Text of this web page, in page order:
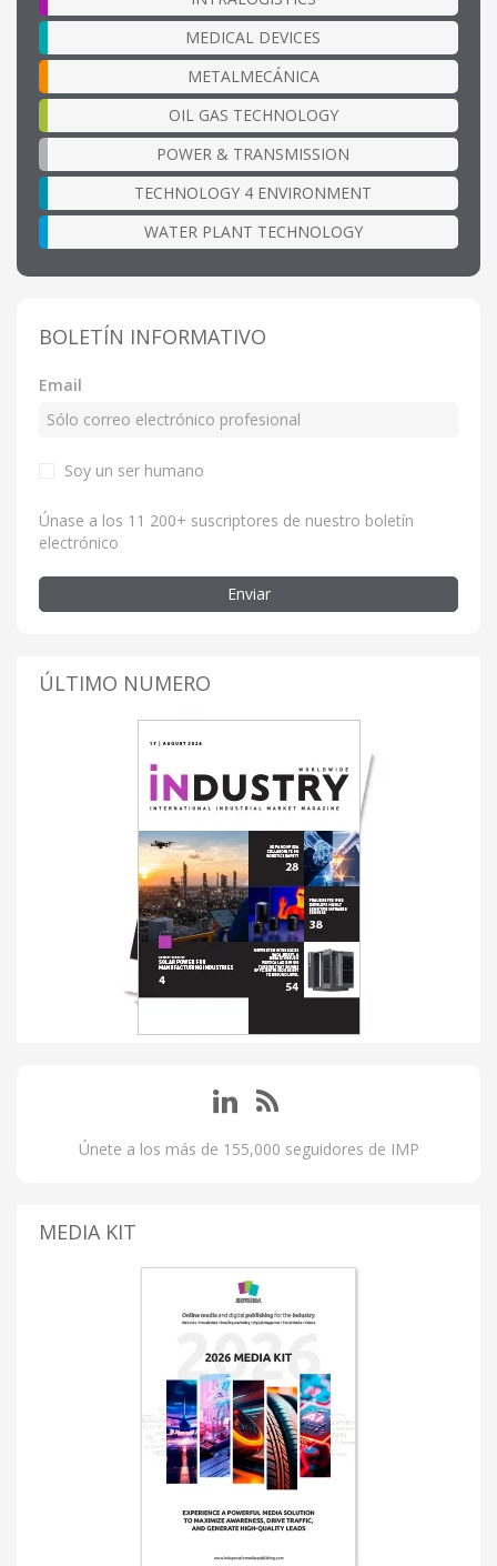
MEDICAL DEVICES
METALMECÁNICA
OIL GAS TECHNOLOGY
POWER & TRANSMISSION
TECHNOLOGY 4 ENVIRONMENT
WATER PLANT TECHNOLOGY
BOLETÍN INFORMATIVO
Email
Soy un ser humano
Únase a los 11 200+ suscriptores de nuestro boletín
electrónico
Enviar
ÚLTIMO NUMERO
Únete a los más de 155,000 seguidores de IMP
MEDIA KIT